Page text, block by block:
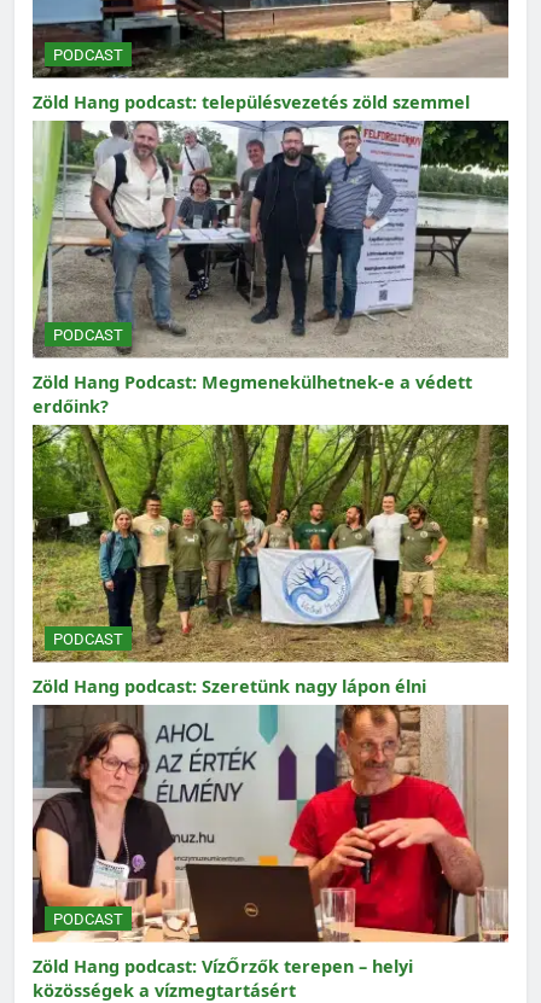
PODCAST
Zöld Hang podcast: településvezetés zöld szemmel
PODCAST
Zöld Hang Podcast: Megmenekülhetnek-e a védett
erdőink?
PODCAST
Zöld Hang podcast: Szeretünk nagy lápon élni
PODCAST
Zöld Hang podcast: VízŐrzők terepen – helyi
közösségek a vízmegtartásért